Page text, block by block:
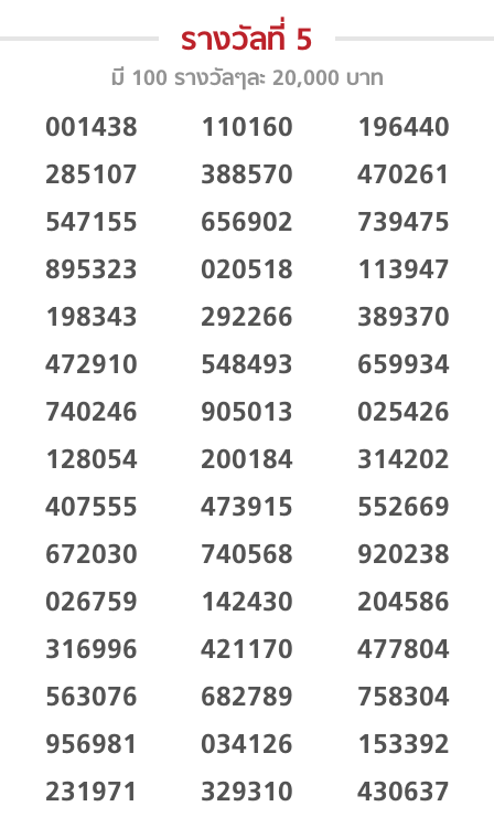
รางวัลที่ 5
มี 100 รางวัลๆละ 20,000 บาท
001438 110160
196440
285107
388570
470261
547155
656902
739475
895323
020518
113947
198343
292266
389370
472910
548493
659934
740246
905013
025426
128054
200184
314202
407555
473915
552669
672030
740568
920238
026759
142430
204586
316996
421170
477804
563076
682789
758304
956981
034126
153392
231971
329310
430637